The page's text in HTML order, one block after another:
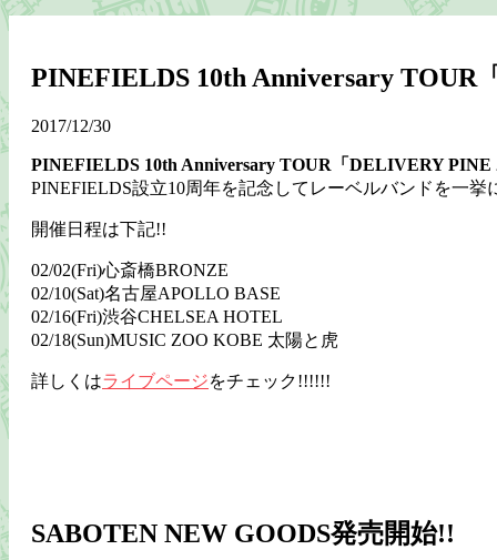
PINEFIELDS 10th Anniversary TOUR
2017/12/30
PINEFIELDS 10th Anniversary TOUR「DELIVERY PINE
PINEFIELDS設立10周年を記念してレーベルバンドを一挙
開催日程は下記!!
02/02(Fri)心斎橋BRONZE
02/10(Sat)名古屋APOLLO BASE
02/16(Fri)渋谷CHELSEA HOTEL
02/18(Sun)MUSIC ZOO KOBE 太陽と虎
詳しくはライブページをチェック!!!!!!
SABOTEN NEW GOODS発売開始!!